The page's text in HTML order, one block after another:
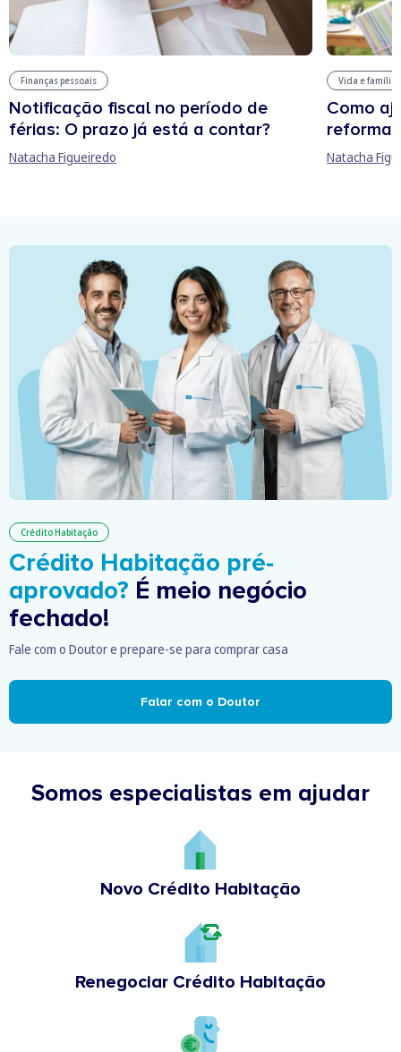
Finanças pessoais
Notificação fiscal no período de
férias: O prazo já está a contar?
Natacha Figueiredo
Vida e família
Como
reforma
Natacha
Crédito Habitação
Crédito Habitação pré-
aprovado? É meio negócio
fechado!
Fale com o Doutor e prepare-se para comprar casa
Falar com o Doutor
Somos especialistas em ajudar
Novo Crédito Habitação
Renegociar Crédito Habitação